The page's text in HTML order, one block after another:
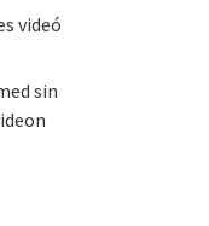
videó
sin